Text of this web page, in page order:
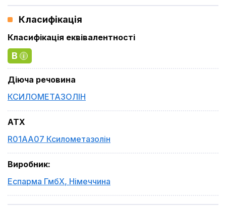
Класифікація
Класифікація еквівалентності
B
Діюча речовина
КСИЛОМЕТАЗОЛІН
ATX
R01AA07 Ксилометазолін
Виробник:
Еспарма ГмбХ, Німеччина